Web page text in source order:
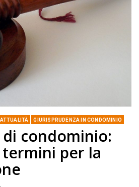
ATTUALITÀ GIURISPRUDENZA IN CONDOMINIO
di condominio:
per la